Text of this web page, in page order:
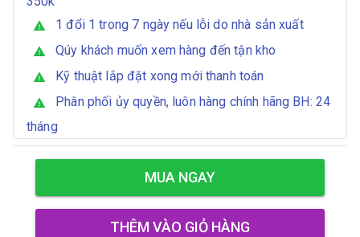
warning 1 đổi 1 trong 7 ngày nếu lỗi do nhà sản xuất
warning Qúy khách muốn xem hàng đến tận kho
warning Kỹ thuật lắp đặt xong mới thanh toán
warning
Phân phối ủy quyền, luôn hàng chính hãng BH: 24
tháng
MUA NGAY
THÊM VÀO GIỎ HÀNG